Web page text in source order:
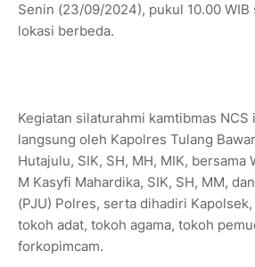
Senin (23/09/2024), pukul 10.00
lokasi berbeda.
Kegiatan silaturahmi kamtibmas NCS
langsung oleh Kapolres Tulang
Hutajulu, SIK, SH, MH, MIK, bersama
M Kasyfi Mahardika, SIK, SH, MM,
(PJU) Polres, serta dihadiri
tokoh adat, tokoh agama, tokoh
forkopimcam.